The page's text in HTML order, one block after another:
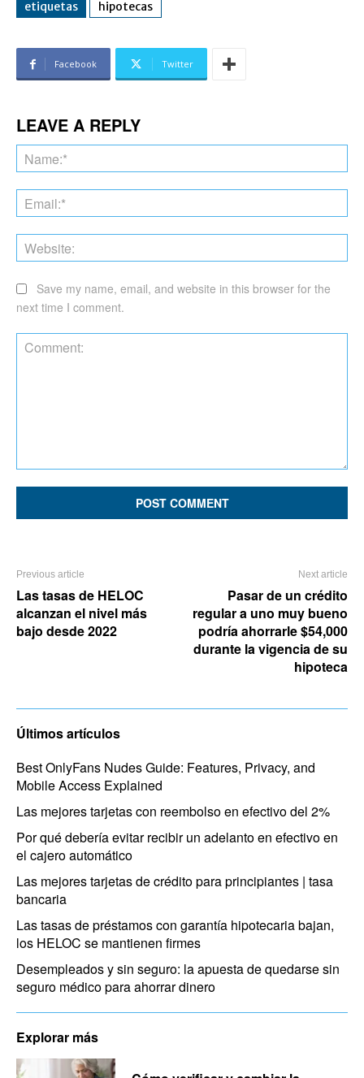
etiquetas hipotecas
Facebook Twitter
LEAVE A REPLY
Save my name, email, and website in this browser for the
next time I comment.
Previous article
Las tasas de HELOC
alcanzan el nivel más
bajo desde 2022
Next article
Pasar de un crédito
regular a uno muy bueno
podría ahorrarle $54,000
durante la vigencia de su
hipoteca
Últimos artículos
Best OnlyFans Nudes Guide: Features, Privacy, and
Mobile Access Explained
Las mejores tarjetas con reembolso en efectivo del 2%
Por qué debería evitar recibir un adelanto en efectivo en
el cajero automático
Las mejores tarjetas de crédito para principiantes | tasa
bancaria
Las tasas de préstamos con garantía hipotecaria bajan,
los HELOC se mantienen firmes
Desempleados y sin seguro: la apuesta de quedarse sin
seguro médico para ahorrar dinero
Explorar más